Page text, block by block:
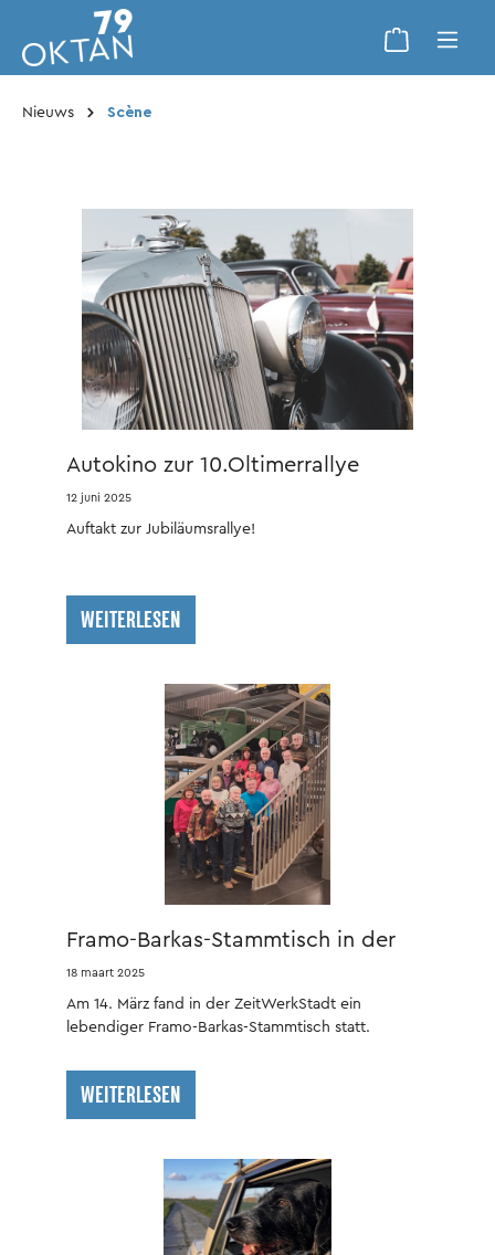
Nieuws Scène
Autokino zur 10.Oltimerrallye
12 juni 2025
Auftakt zur Jubiläumsrallye!
WEITERLESEN
Framo-Barkas-Stammtisch in der
ZeitWerkStadt
18 maart 2025
Am 14. März fand in der ZeitWerkStadt ein
lebendiger Framo-Barkas-Stammtisch statt.
WEITERLESEN